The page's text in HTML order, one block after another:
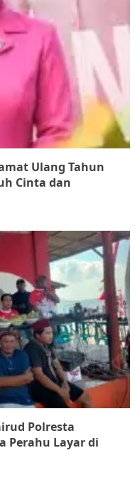
Ulang Tahun
Cinta dan
Polresta
Perahu Layar di